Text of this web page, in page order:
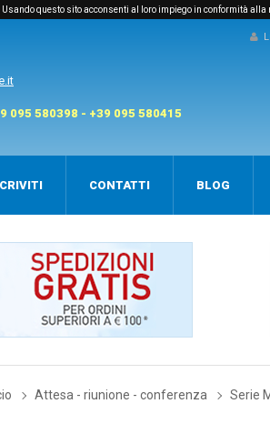
questo sito acconsenti al loro impiego in conformità alla
095 580398 - +39 095 580415
CONTATTI BLOG
Attesa - riunione - conferenza Serie